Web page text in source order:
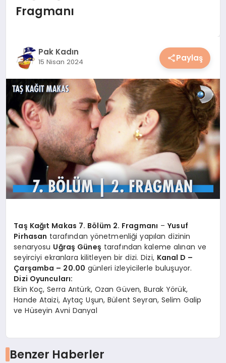
MAGAZIN
YAŞAM
YEMEK
KIMDIR?
HESAPLAMALAR
Fragmanı
Pak Kadın
15 Nisan 2024 Paylaş
Taş Kağıt Makas 7. Bölüm 2. Fragmanı –Yusuf
Pirhasan tarafından yönetmenliği yapılan dizinin
senaryosu Uğraş Güneş tarafından kaleme alınan ve
seyirciyi ekranlara kilitleyen bir dizi. Dizi, Kanal D –
Çarşamba – 20.00 günleri izleyicilerle buluşuyor.
Dizi Oyuncuları:
Ekin Koç, Serra Arıtürk, Ozan Güven, Burak Yörük,
Hande Ataizi, Aytaç Uşun, Bülent Seyran, Selim Galip
ve Hüseyin Avni Danyal
Benzer Haberler